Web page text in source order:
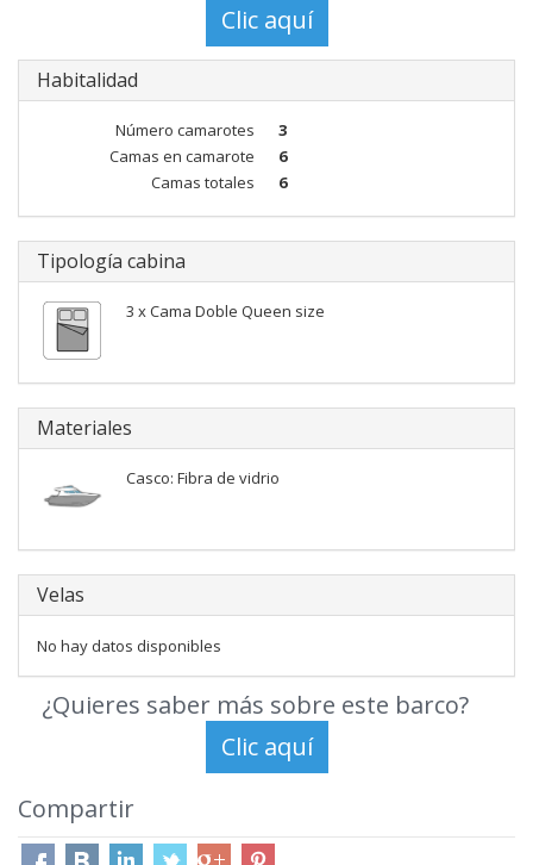
Habitalidad
Número camarotes
3
Camas en camarote
6
Camas totales
6
Tipología cabina
3 x Cama Doble Queen size
Materiales
Casco: Fibra de vidrio
Velas
No hay datos disponibles
¿Quieres saber más sobre este barco?
Compartir